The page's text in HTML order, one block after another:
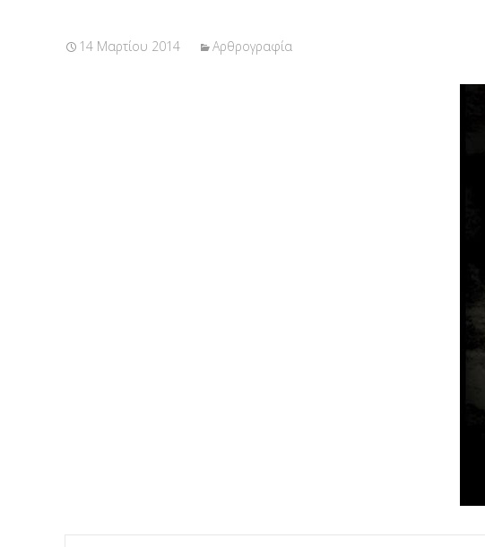
14 Μαρτίου 2014 Αρθρογραφία